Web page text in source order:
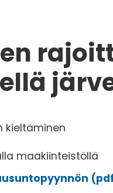
kieltäminen
maakiinteistöllä